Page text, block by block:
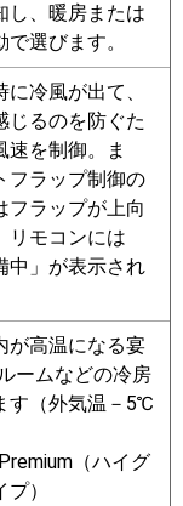
P160T6GB PA-
PA-
し、暖房または
選びます。
冷風が出て、
じるのを防ぐた
速を制御。ま
フラップ制御の
フラップが上向
リモコンには
中」が表示され
が高温になる宴
ームなどの冷房
す（外気温－5℃
Premium（ハイグ
）